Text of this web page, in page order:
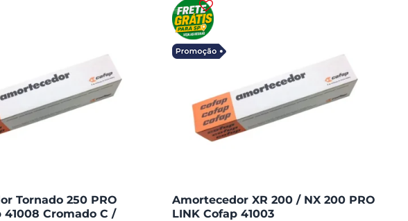
Tornado 250 PRO
41008 Cromado C /
Amortecedor XR 200 / NX 200 PRO
LINK Cofap 41003